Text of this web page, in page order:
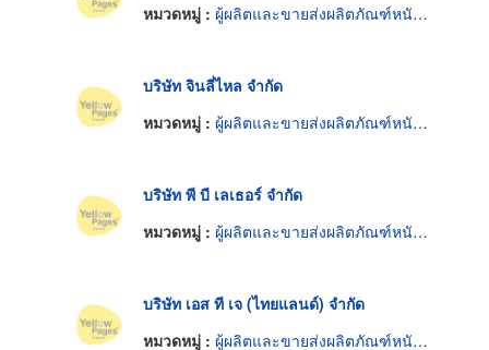
หมวดหมู่ : ผู้ผลิตและขายส่งผลิตภัณฑ์หนังแท้
บริษัท จินลี่ไหล จำกัด
หมวดหมู่ : ผู้ผลิตและขายส่งผลิตภัณฑ์หนังแท้
บริษัท พี บี เลเธอร์ จำกัด
หมวดหมู่ : ผู้ผลิตและขายส่งผลิตภัณฑ์หนังแท้
บริษัท เอส ที เจ (ไทยแลนด์) จำกัด
หมวดหมู่ : ผู้ผลิตและขายส่งผลิตภัณฑ์หนังแท้